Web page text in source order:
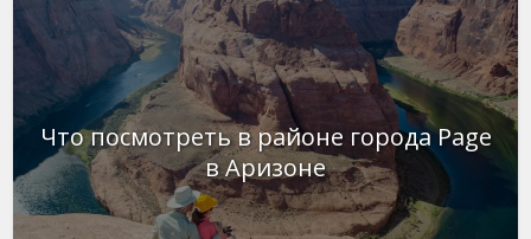
Что посмотреть в районе города Page
в Аризоне